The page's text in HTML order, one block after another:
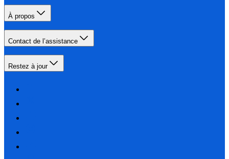
À propos
Contact de l’assistance
Restez à jour